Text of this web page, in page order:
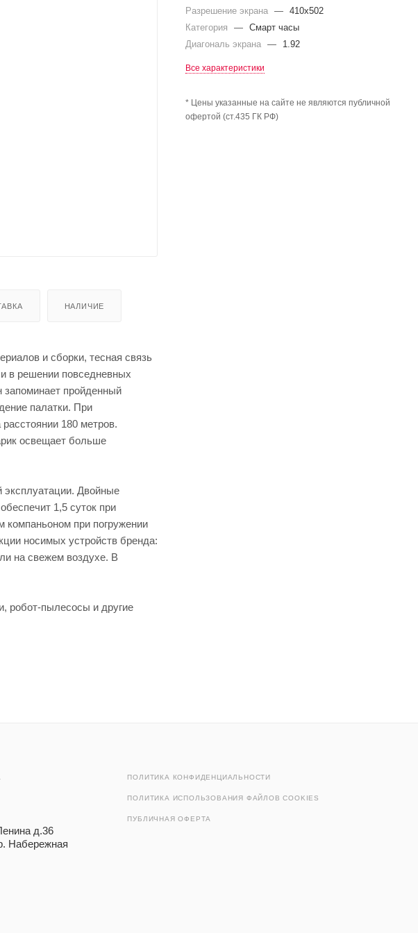
НАЛИЧИЕ
и сборки, тесная связь
в решении повседневных
запоминает пройденный
палатки. При
180 метров.
освещает больше
эксплуатации. Двойные
1,5 суток при
компаньоном при погружении
носимых устройств бренда:
на свежем воздухе. В
робот-пылесосы и другие
Разрешение экрана — 410х502
Категория
— Смарт часы
Диагональ экрана — 1.92
Все характеристики
* Цены указанные на сайте не являются публичной
офертой (ст.435 ГК РФ)
д.36
Набережная
ПОЛИТИКА КОНФИДЕНЦИАЛЬНОСТИ
ПОЛИТИКА ИСПОЛЬЗОВАНИЯ ФАЙЛОВ COOKIES
ПУБЛИЧНАЯ ОФЕРТА